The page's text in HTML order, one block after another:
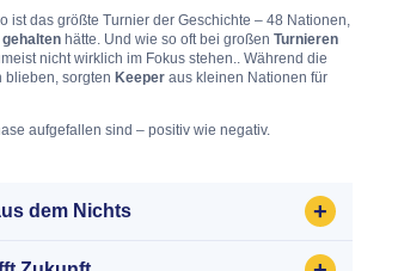
ist das größte Turnier der Geschichte – 48 Nationen,
gehalten hätte. Und wie so oft bei großen Turnieren
nicht wirklich im Fokus stehen.. Während die
blieben, sorgten Keeper aus kleinen Nationen für
aufgefallen sind – positiv wie negativ.
dem Nichts